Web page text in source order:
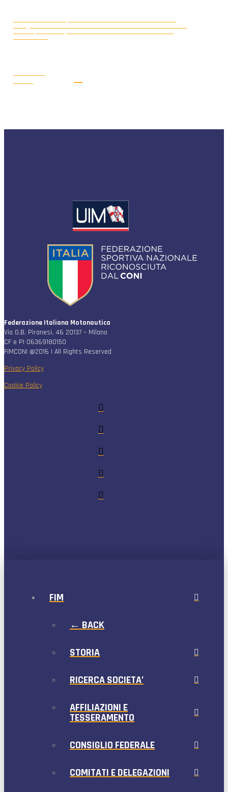
A GYOR (UNGHERIA) PER LA SECONDA E PENULTIMA TAPPA
STAGIONALE
Federazione Italiana Motonautica
Via G.B. Piranesi, 46 20137 – Milano
CF e PI 06369180150
FIMCONI @2016 | All Rights Reserved
Privacy Policy
Cookie Policy
FIM
← BACK
STORIA
RICERCA SOCIETA’
AFFILIAZIONI E
TESSERAMENTO
CONSIGLIO FEDERALE
COMITATI E DELEGAZIONI